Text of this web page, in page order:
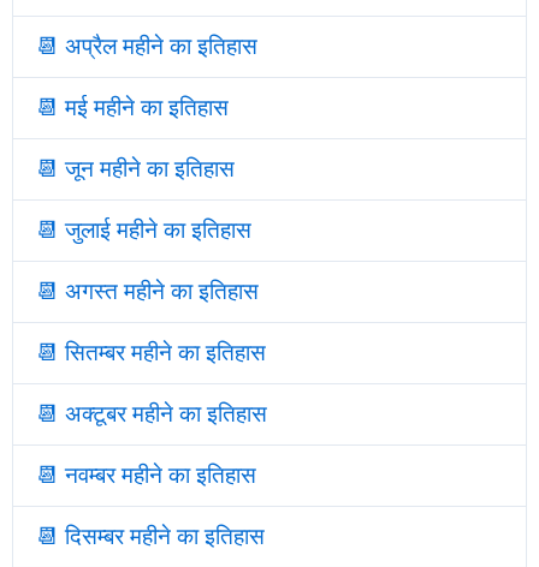
📆 अप्रैल महीने का इतिहास
📆 मई महीने का इतिहास
📆 जून महीने का इतिहास
📆 जुलाई महीने का इतिहास
📆 अगस्त महीने का इतिहास
📆 सितम्बर महीने का इतिहास
📆 अक्टूबर महीने का इतिहास
📆 नवम्बर महीने का इतिहास
📆 दिसम्बर महीने का इतिहास